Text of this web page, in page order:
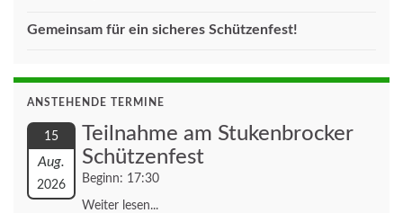
Gemeinsam für ein sicheres Schützenfest!
ANSTEHENDE TERMINE
15
Aug.
2026
Teilnahme am Stukenbrocker
Schützenfest
Beginn: 17:30
Weiter lesen...